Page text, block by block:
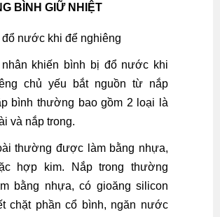
BÌNH GIỮ NHIỆT
đổ nước khi để nghiêng
nhân khiến bình bị đổ nước khi
chủ yếu bắt nguồn từ nắp
bình thường bao gồm 2 loại là
và nắp trong.
thường được làm bằng nhựa,
hợp kim. Nắp trong thường
bằng nhựa, có gioăng silicon
chặt phần cổ bình, ngăn nước